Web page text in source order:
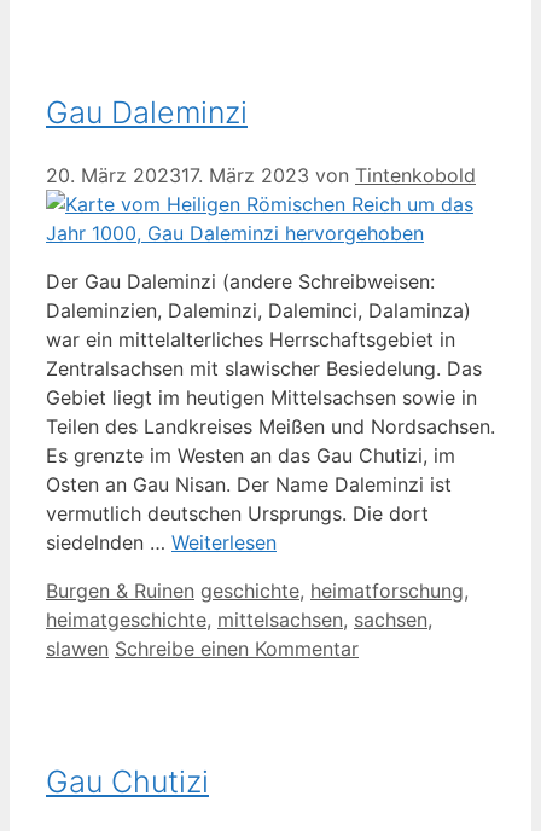
Gau Daleminzi
20. März 202317. März 2023 von Tintenkobold
Der Gau Daleminzi (andere Schreibweisen:
Daleminzien, Daleminzi, Daleminci, Dalaminza)
war ein mittelalterliches Herrschaftsgebiet in
Zentralsachsen mit slawischer Besiedelung. Das
Gebiet liegt im heutigen Mittelsachsen sowie in
Teilen des Landkreises Meißen und Nordsachsen.
Es grenzte im Westen an das Gau Chutizi, im
Osten an Gau Nisan. Der Name Daleminzi ist
vermutlich deutschen Ursprungs. Die dort
siedelnden … Weiterlesen
Kategorien
Burgen & Ruinen Schlagwörter
geschichte, heimatforschung,
heimatgeschichte, mittelsachsen, sachsen,
slawen Schreibe einen Kommentar
Gau Chutizi